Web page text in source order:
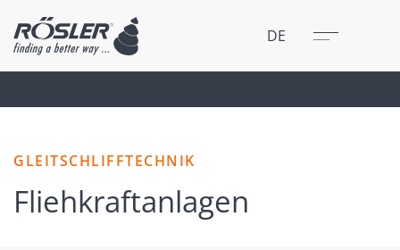
DE Menü
Schließen
GLEITSCHLIFFTECHNIK
Fliehkraftanlagen